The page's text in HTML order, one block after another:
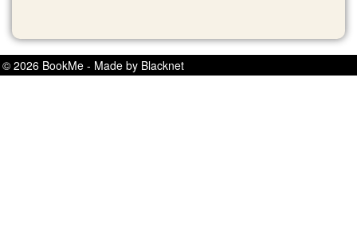
© 2026 BookMe - Made by Blacknet